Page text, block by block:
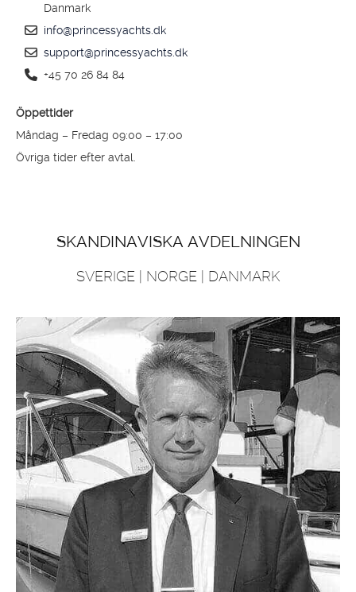
Danmark
info@princessyachts.dk
support@princessyachts.dk
+45 70 26 84 84
Öppettider
Måndag – Fredag 09:00 – 17:00
Övriga tider efter avtal.
SKANDINAVISKA AVDELNINGEN
SVERIGE | NORGE | DANMARK